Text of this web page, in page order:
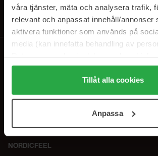
våra tjänster, mäta och analysera trafik,
relevant och anpassat innehåll/annonser
aktivera funktioner som används på
media (kan innefatta behandling av
Genom att trycka på "Tillåt alla cookies"
alla cookies, medan du under "Detaljer"
användningen av cookies. Du kan när
samt vår Integritetspolicy.
Tillåt alla cookies
Anpassa
Ved å abonnere godtar du vår
NORDICFEEL